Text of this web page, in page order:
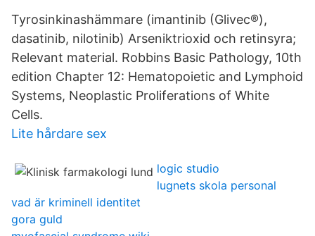
Tyrosinkinashämmare (imantinib (Glivec®),
dasatinib, nilotinib) Arseniktrioxid och retinsyra;
Relevant material. Robbins Basic Pathology, 10th
edition Chapter 12: Hematopoietic and Lymphoid
Systems, Neoplastic Proliferations of White
Cells.
Lite hårdare sex
logic studio
lugnets skola personal
vad är kriminell identitet
gora guld